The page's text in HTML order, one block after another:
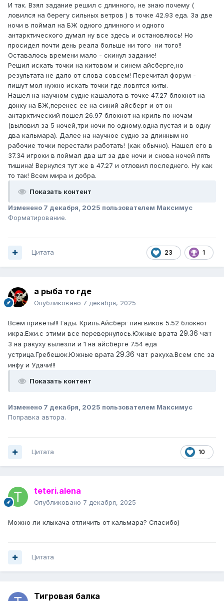
И так. Взял задание решил с длинного, не знаю почему (
ловился на берегу сильных ветров ) в точке 42.93 еда. За две
ночи в поймал на БЖ одного длинного и одного
антарктического думал ну все здесь и остановлюсь! Но
просидел почти день реала больше ни того ни того!!
Оставалось времени мало - скинул задание!
Решил искать точки на китовом и синем айсберге,но
результата не дало от слова совсем! Перечитал форум -
пишут мол нужно искать точки где ловятся киты.
Нашел на научном судне кашалота в точке 47.27 блокнот на
донку на БЖ,перенес ее на синий айсберг и от он
антарктический пошел 26.97 блокнот на криль по ночам
(выловил за 5 ночей,три ночи по одному.одна пустая и в одну
два кальмара). Далее на научное судно за длинным но
рабочие точки перестали работать! (как обычно). Нашел его в
37.34 игроки в поймал два шт за две ночи и снова ночей пять
тишина! Вернулся тут же в 47.27 и отловил последнего. Ну как
то так! Всем мира и добра.
Показать контент
Изменено 7 декабря, 2025 пользователем Максимус
Форматирование.
23 1
Цитата
а рыба то где
Опубликовано 7 декабря, 2025
Всем приветы!!! Гады. Криль.Айсберг пингвиков 5.52 блокнот
икра.Ежи.с этими все перевернулось.Южные врата 29.36 чат
3 на ракуху вылезли и 1 на айсберге 7.54 еда
устрица.Гребешок.Южные врата 29.36 чат ракуха.Всем спс за
инфу и Удачи!!!
Показать контент
Изменено 7 декабря, 2025 пользователем Максимус
Поправка автора.
10
Цитата
teteri.alena
Опубликовано 7 декабря, 2025
Можно ли клыкача отличить от кальмара? Спасибо)
Цитата
Тигровая балка